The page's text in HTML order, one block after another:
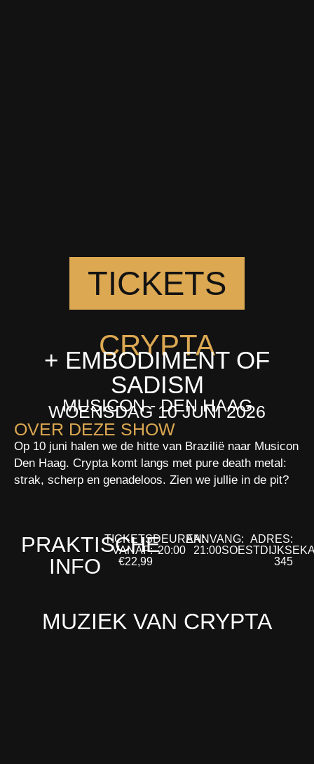
CRYPTA
+ EMBODIMENT OF
SADISM
MUSICON - DEN HAAG
WOENSDAG 10 JUNI 2026
OVER DEZE SHOW
Op 10 juni halen we de hitte van Brazilië naar Musicon
Den Haag. Crypta komt langs met pure death metal:
strak, scherp en genadeloos. Zien we jullie in de pit?
TICKETS
PRAKTISCHE
INFO
TICKETS
VANAF:
€22,99
DEUREN:
20:00
AANVANG:
21:00
ADRES:
345
MUZIEK VAN CRYPTA